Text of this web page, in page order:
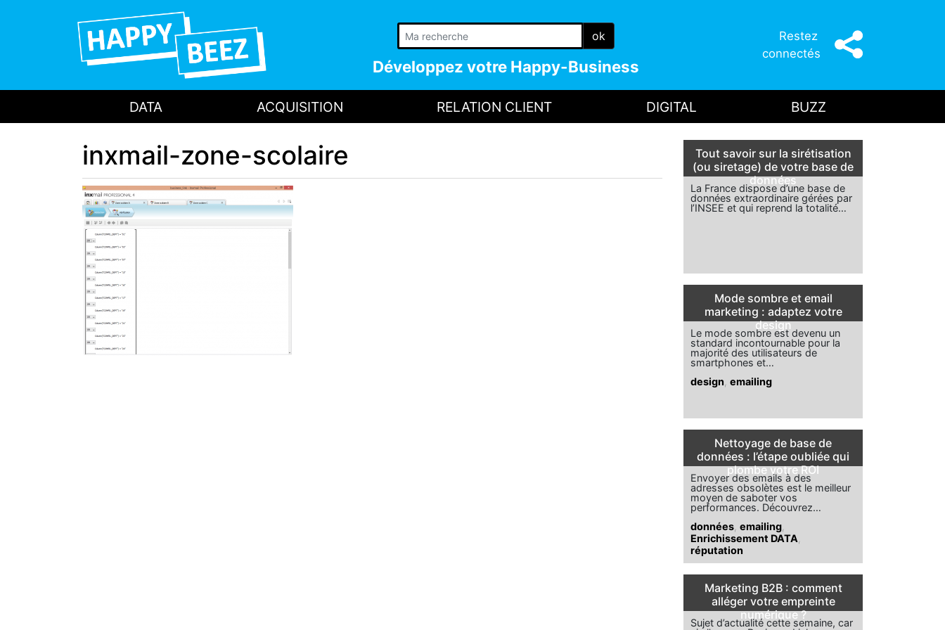
ok
Développez votre Happy-Business
Restez
connectés
DATA ACQUISITION RELATION CLIENT DIGITAL BUZZ
inxmail-zone-scolaire
Tout savoir sur la sirétisation
(ou siretage) de votre base de
données
La France dispose d’une base de
données extraordinaire gérées par
l’INSEE et qui reprend la totalité…
Mode sombre et email
marketing : adaptez votre
design
Le mode sombre est devenu un
standard incontournable pour la
majorité des utilisateurs de
smartphones et…
design emailing
Nettoyage de base de
données : l’étape oubliée qui
plombe votre ROI
Envoyer des emails à des
adresses obsolètes est le meilleur
moyen de saboter vos
performances. Découvrez…
données emailing
Enrichissement DATA
réputation
Marketing B2B : comment
alléger votre empreinte
numérique ?
Sujet d’actualité cette semaine, car